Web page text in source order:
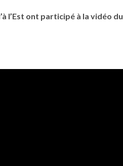
l’Est ont participé à la vidéo